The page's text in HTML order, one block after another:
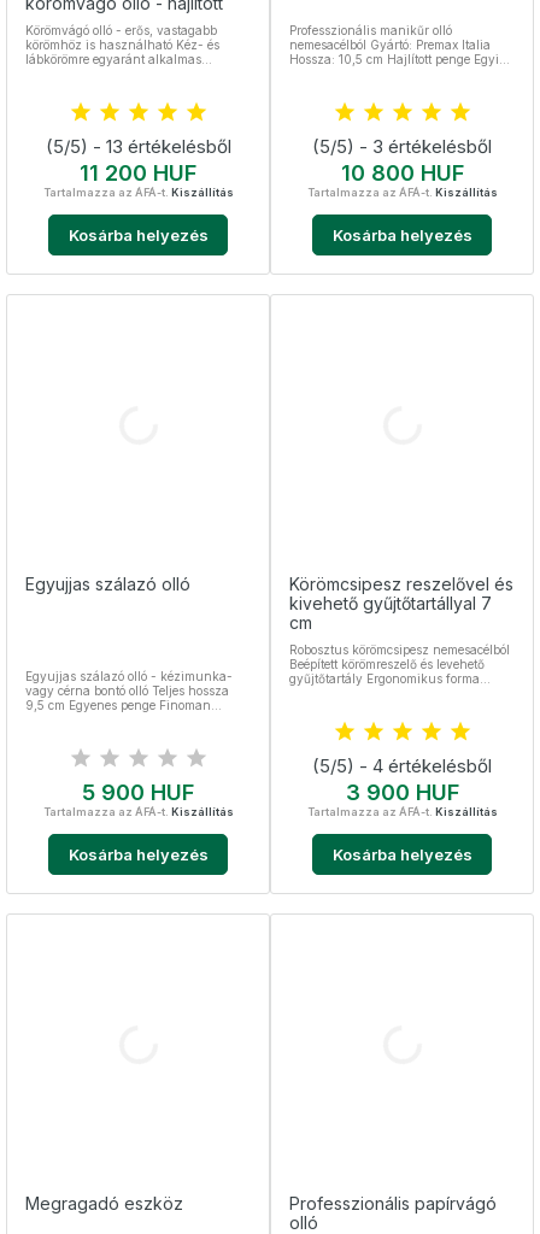
Körömvágó olló - erős, vastagabb
körömhöz is használható Kéz- és
lábkörömre egyaránt alkalmas
cm Nemesacél, sterilizálható
(5/5) - 13 értékelésből
Ár
11 200 HUF
Tartalmazza az ÁFÁ-t. Kiszállítás
Kosárba helyezés
Professzionális manikűr olló
nemesacélból Gyártó: Premax Italia
Hossza: 10,5 cm Hajlított penge Egyik
a hosszú élettartamot garantálja
Nemesacél, sterilizálható
(5/5) - 3 értékelésből
Ár
10 800 HUF
Tartalmazza az ÁFÁ-t. Kiszállítás
Kosárba helyezés
Egyujjas szálazó olló
Egyujjas szálazó olló - kézimunka-
vagy cérna bontó olló Teljes hossza
9,5 cm Egyenes penge Finoman
Ár
5 900 HUF
Tartalmazza az ÁFÁ-t. Kiszállítás
Kosárba helyezés
Körömcsipesz reszelővel és
kivehető gyűjtőtartállyal 7
cm
Robosztus körömcsipesz nemesacélból
Beépített körömreszelő és levehető
gyűjtőtartály Ergonomikus forma
körömápoláshoz
(5/5) - 4 értékelésből
Ár
3 900 HUF
Tartalmazza az ÁFÁ-t. Kiszállítás
Kosárba helyezés
Megragadó eszköz
Professzionális papírvágó
olló